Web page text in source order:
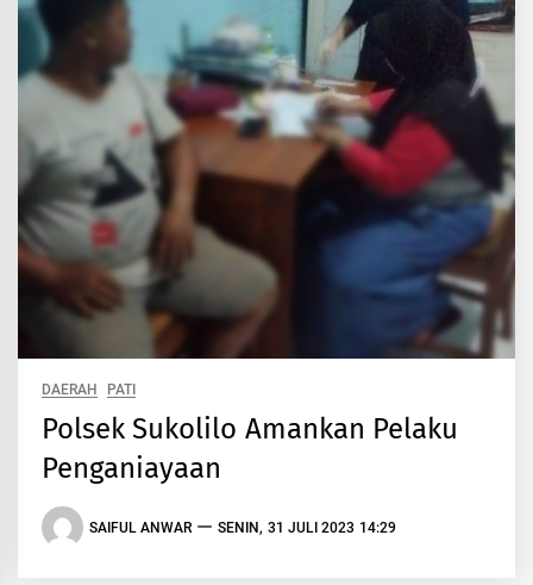
DAERAH PATI
Polsek Sukolilo Amankan Pelaku
Penganiayaan
SAIFUL ANWAR SENIN, 31 JULI 2023 14:29